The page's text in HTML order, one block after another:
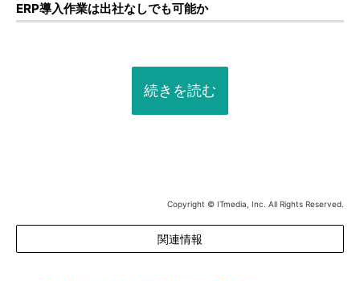
ERP導入作業は出社なしでも可能か
続きを読む
Copyright © ITmedia, Inc. All Rights Reserved.
関連情報